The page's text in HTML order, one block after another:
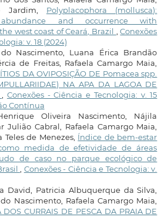
Jardim, Polyplacophora (mollusca):
abundance and occurrence with
west coast of Ceará, Brazil ,Conexões
v. 18 (2024)
Nascimento, Luana Érica Brandão
de Freitas, Rafaela Camargo Maia,
DA OVIPOSIÇÃO DE Pomacea spp.
NA APA DA LAGOA DE
, Conexões - Ciência e Tecnologia: v. 15
Contínua
Oliveira Nascimento, Nájila
Julião Cabral, Rafaela Camargo Maia,
Teles de Menezes, Índice de bem-estar
medida de efetividade de áreas
de caso no parque ecológico de
, Conexões - Ciência e Tecnologia: v.
David, Patricia Albuquerque da Silva,
Nascimento, Rafaela Camargo Maia,
DOS CURRAIS DE PESCA DA PRAIA DE